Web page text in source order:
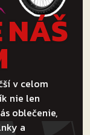
v celom
nie len
oblečenie,
a